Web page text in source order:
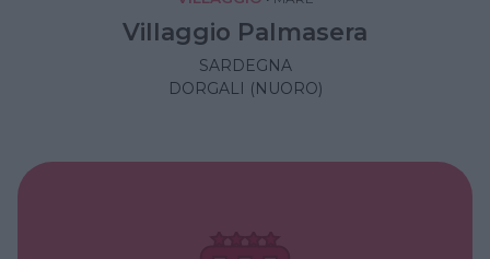
Villaggio Palmasera
SARDEGNA
DORGALI (NUORO)